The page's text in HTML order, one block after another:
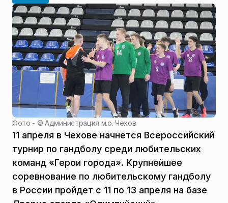
Фото - ©Администрация м.о. Чехов
11 апреля в Чехове начнется Всероссийский
турнир по гандболу среди любительских
команд «Герои города». Крупнейшее
соревнование по любительскому гандболу
в России пройдет с 11 по 13 апреля на базе